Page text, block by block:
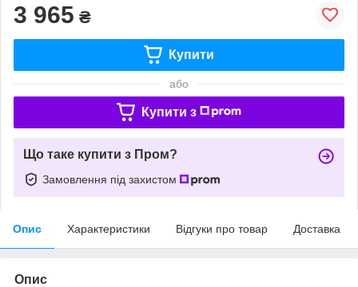
3 965 ₴
Купити
або
Купити з
Що таке купити з Пром?
Замовлення під захистом
Опис Характеристики Відгуки про товар Доставка
Опис